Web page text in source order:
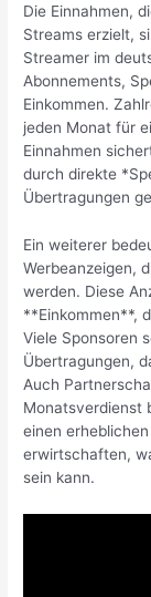
Die Einnahmen,
Streams erzielt,
Streamer im
Abonnements,
Einkommen.
jeden Monat für
Einnahmen
durch direkte
Übertragungen
Ein weiterer
Werbeanzeigen,
werden. Diese
**Einkommen**,
Viele Sponsoren
Übertragungen,
Auch
Monatsverdienst
einen
erwirtschaften,
sein kann.